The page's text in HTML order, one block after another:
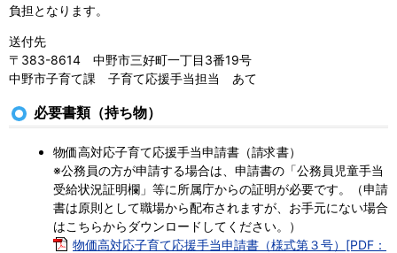
負担となります。
送付先
〒383-8614 中野市三好町一丁目3番19号
中野市子育て課 子育て応援手当担当 あて
必要書類（持ち物）
物価高対応子育て応援手当申請書（請求書）
※公務員の方が申請する場合は、申請書の「公務員児童手当
受給状況証明欄」等に所属庁からの証明が必要です。（申請
書は原則として職場から配布されますが、お手元にない場合
はこちらからダウンロードしてください。）
物価高対応子育て応援手当申請書（様式第３号）[PDF：